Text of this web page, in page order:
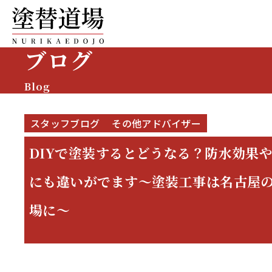
ブログ
Blog
スタッフブログ その他アドバイザー
DIYで塗装するとどうなる？防水効果
にも違いがでます～塗装工事は名古屋
場に～